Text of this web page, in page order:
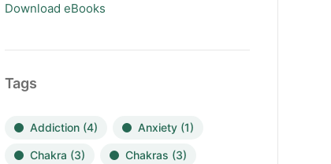
Download eBooks
Tags
Addiction(4) Anxiety(1)
Chakra (3) Chakras (3)